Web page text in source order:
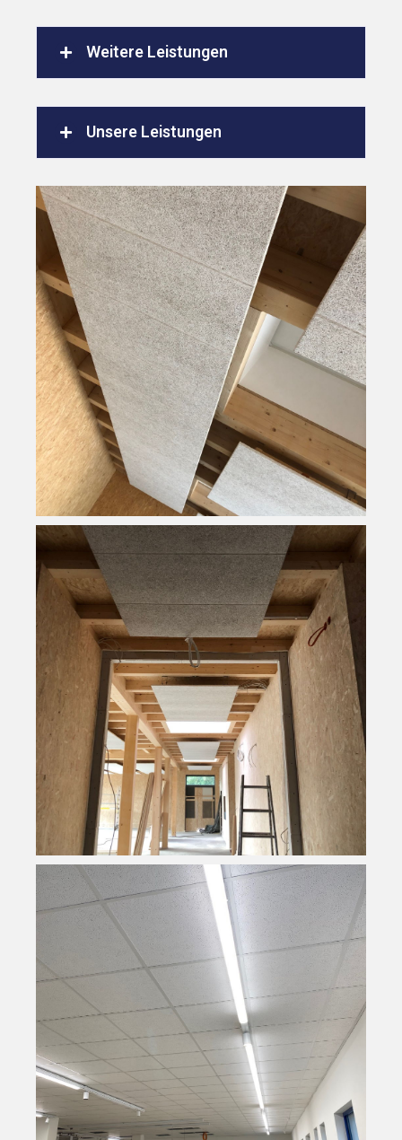
Weitere Leistungen
Unsere Leistungen